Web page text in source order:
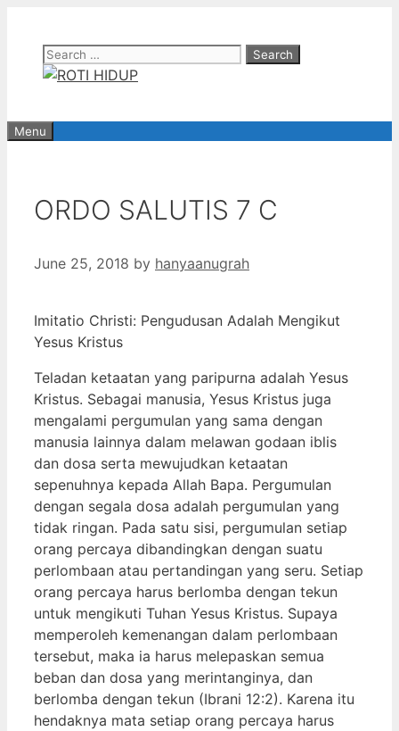
contentSearch
for:
Menu
ORDO SALUTIS 7 C
June 25, 2018 by hanyaanugrah
Imitatio Christi: Pengudusan Adalah Mengikut
Yesus Kristus
Teladan ketaatan yang paripurna adalah Yesus
Kristus. Sebagai manusia, Yesus Kristus juga
mengalami pergumulan yang sama dengan
manusia lainnya dalam melawan godaan iblis
dan dosa serta mewujudkan ketaatan
sepenuhnya kepada Allah Bapa. Pergumulan
dengan segala dosa adalah pergumulan yang
tidak ringan. Pada satu sisi, pergumulan setiap
orang percaya dibandingkan dengan suatu
perlombaan atau pertandingan yang seru. Setiap
orang percaya harus berlomba dengan tekun
untuk mengikuti Tuhan Yesus Kristus. Supaya
memperoleh kemenangan dalam perlombaan
tersebut, maka ia harus melepaskan semua
beban dan dosa yang merintanginya, dan
berlomba dengan tekun (Ibrani 12:2). Karena itu
hendaknya mata setiap orang percaya harus